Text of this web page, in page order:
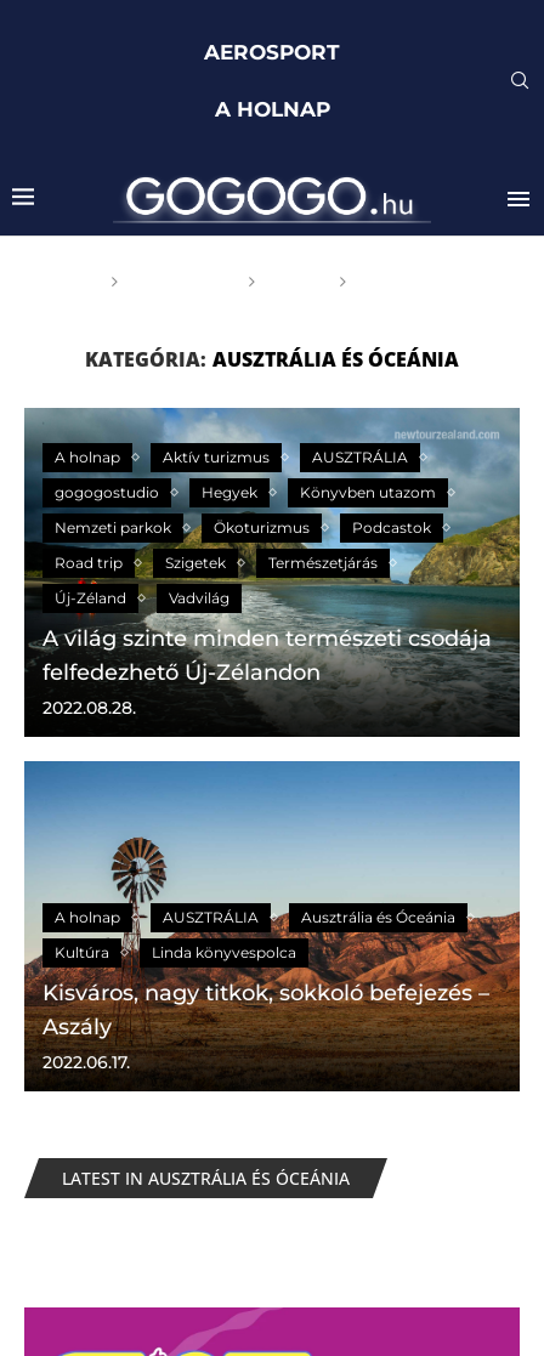
AEROSPORT
A HOLNAP
KATEGÓRIA: AUSZTRÁLIA ÉS ÓCEÁNIA
A holnap Aktív turizmus
AUSZTRÁLIA
gogogostudio
Hegyek
Könyvben utazom
Nemzeti parkok
Ökoturizmus
Podcastok
Road trip
Szigetek
Természetjárás
Új-Zéland
Vadvilág
A világ szinte minden természeti csodája
felfedezhető Új-Zélandon
2022.08.28.
A holnap AUSZTRÁLIA
Ausztrália és Óceánia
Kultúra
Linda könyvespolca
Kisváros, nagy titkok, sokkoló befejezés –
Aszály
2022.06.17.
LATEST IN AUSZTRÁLIA ÉS ÓCEÁNIA